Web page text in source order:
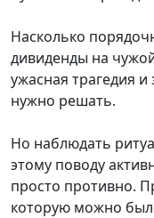
Насколько
дивиденды на
ужасная трагедия
нужно решать.
Но наблюдать
этому поводу
просто противно.
которую можно